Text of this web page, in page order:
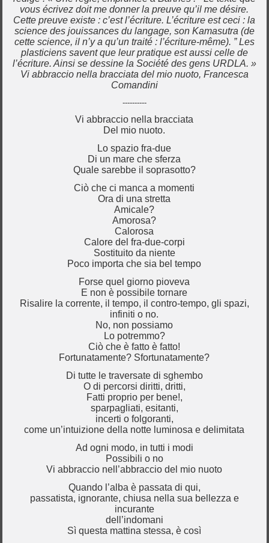
vous écrivez doit me donner la preuve qu’il me désire.
Cette preuve existe : c’est l’écriture. L’écriture est ceci : la
science des jouissances du langage, son Kamasutra (de
cette science, il n’y a qu’un traité : l’écriture-même). ” Les
plasticiens savent que leur pratique est aussi celle de
l’écriture. Ainsi se dessine la Société des gens URDLA. »
Vi abbraccio nella bracciata del mio nuoto, Francesca
Comandini
----------
Vi abbraccio nella bracciata
Del mio nuoto.
Lo spazio fra-due
Di un mare che sferza
Quale sarebbe il soprasotto?
Ciò che ci manca a momenti
Ora di una stretta
Amicale?
Amorosa?
Calorosa
Calore del fra-due-corpi
Sostituito da niente
Poco importa che sia bel tempo
Forse quel giorno pioveva
E non è possibile tornare
Risalire la corrente, il tempo, il contro-tempo, gli spazi,
infiniti o no.
No, non possiamo
Lo potremmo?
Ciò che è fatto è fatto!
Fortunatamente? Sfortunatamente?
Di tutte le traversate di sghembo
O di percorsi diritti, dritti,
Fatti proprio per bene!,
sparpagliati, esitanti,
incerti o folgoranti,
come un’intuizione della notte luminosa e delimitata
Ad ogni modo, in tutti i modi
Possibili o no
Vi abbraccio nell’abbraccio del mio nuoto
Quando l’alba è passata di qui,
passatista, ignorante, chiusa nella sua bellezza e
incurante
dell’indomani
Sì questa mattina stessa, è così